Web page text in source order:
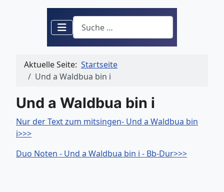
Suchen
Aktuelle Seite: Startseite
Und a Waldbua bin i
Und a Waldbua bin i
Nur der Text zum mitsingen- Und a Waldbua bin
i>>>
Duo Noten - Und a Waldbua bin i - Bb-Dur>>>